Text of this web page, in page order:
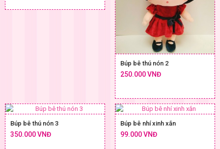
Búp bê thú nón 2
250.000 VNĐ
Búp bê thú nón 3
350.000 VNĐ
Búp bê nhí xinh xắn
99.000 VNĐ